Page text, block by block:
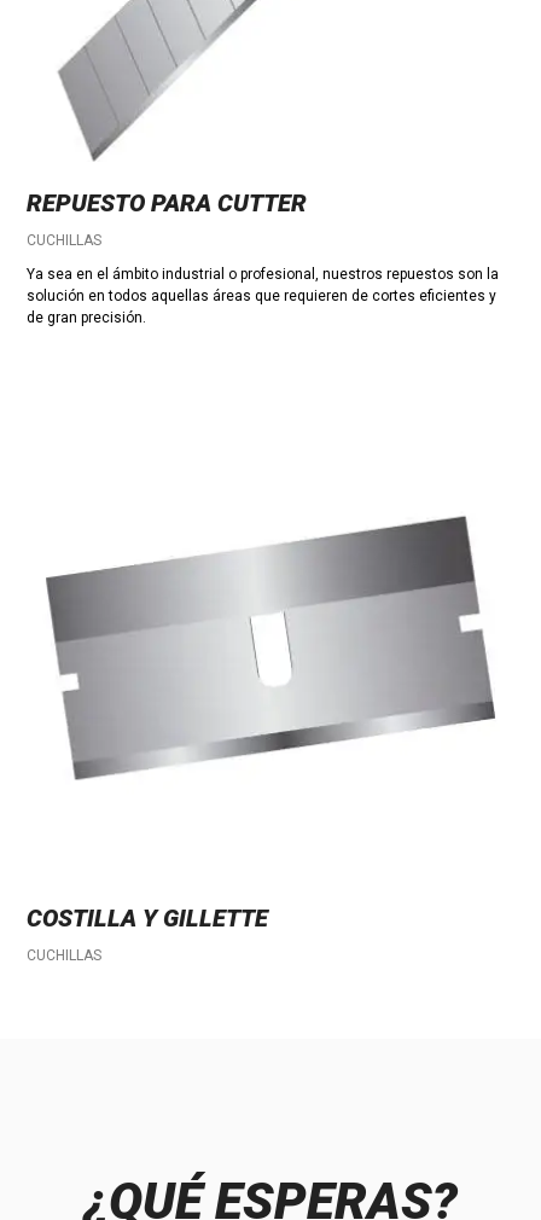
REPUESTO PARA CUTTER
CUCHILLAS
Ya sea en el ámbito industrial o profesional, nuestros repuestos son la
solución en todos aquellas áreas que requieren de cortes eficientes y
de gran precisión.
COSTILLA Y GILLETTE
CUCHILLAS
¿QUÉ ESPERAS?